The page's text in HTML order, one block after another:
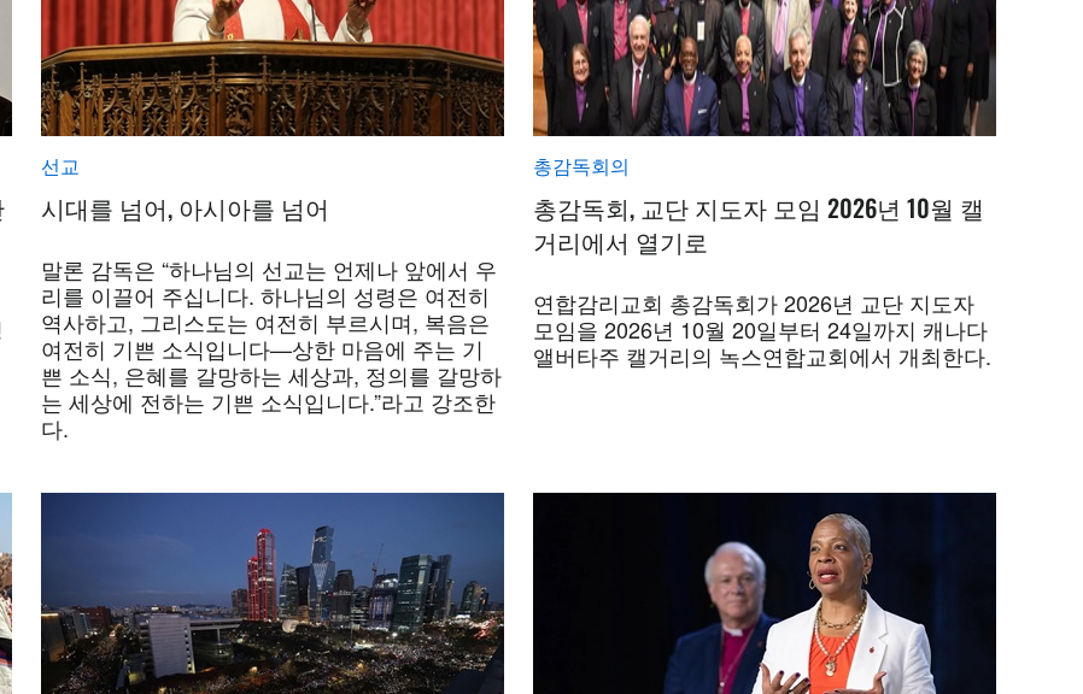
선교
시대를 넘어, 아시아를 넘어
말론 감독은 “하나님의 선교는 언제나 앞에서 우
리를 이끌어 주십니다. 하나님의 성령은 여전히
역사하고, 그리스도는 여전히 부르시며, 복음은
여전히 기쁜 소식입니다—상한 마음에 주는 기
쁜 소식, 은혜를 갈망하는 세상과, 정의를 갈망하
는 세상에 전하는 기쁜 소식입니다.”라고 강조한
다.
총감독회의
총감독회, 교단 지도자 모임 2026년 10월 캘
거리에서 열기로
연합감리교회 총감독회가 2026년 교단 지도자
모임을 2026년 10월 20일부터 24일까지 캐나다
앨버타주 캘거리의 녹스연합교회에서 개최한다.